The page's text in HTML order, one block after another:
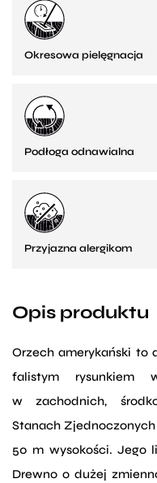
Okresowa pielęgnacja
Podłoga odnawialna
Przyjazna alergikom
Opis produktu
Orzech amerykański to
falistym rysunkiem
w zachodnich,
Stanach
50 m wysokości. Jego
Drewno o dużej